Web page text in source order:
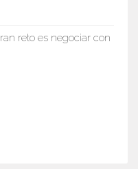
reto es negociar con